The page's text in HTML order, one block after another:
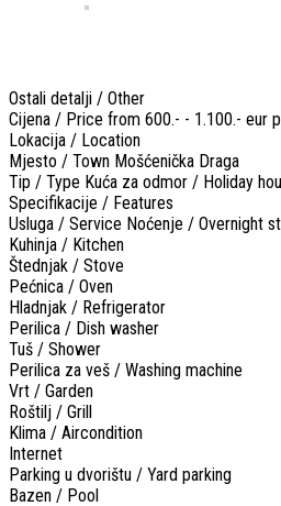
Ostali detalji / Other
Cijena / Price from 600.- - 1.100.- eur
Lokacija / Location
Mjesto / Town Mošćenička Draga
Tip / Type Kuća za odmor / Holiday
Specifikacije / Features
Usluga / Service Noćenje / Overnight
Kuhinja / Kitchen
Štednjak / Stove
Pećnica / Oven
Hladnjak / Refrigerator
Perilica / Dish washer
Tuš / Shower
Perilica za veš / Washing machine
Vrt / Garden
Roštilj / Grill
Klima / Aircondition
Internet
Parking u dvorištu / Yard parking
Bazen / Pool